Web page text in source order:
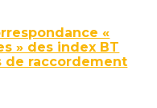
«
» des index BT
de raccordement